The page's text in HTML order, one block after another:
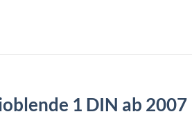
1 DIN ab 2007